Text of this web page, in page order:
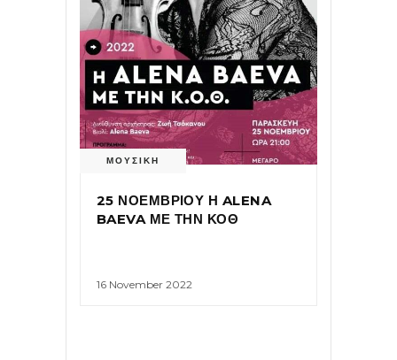
ΜΟΥΣΙΚΗ
25 ΝΟΕΜΒΡΙΟΥ Η ALENA
BAEVA ΜΕ ΤΗΝ ΚΟΘ
16 November 2022